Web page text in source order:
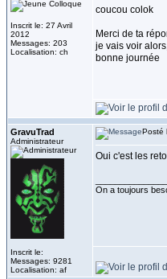
Inscrit le: 27 Avril
2012
Messages: 203
Localisation: ch
coucou colok
Merci de ta
je vais voir
bonne journée
GravuTrad
Administrateur
Inscrit le:
Messages: 9281
Localisation: af
Posté
Oui c'est les
On a toujours